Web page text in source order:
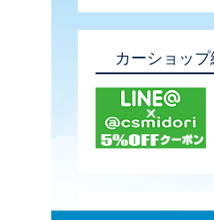
カーショッ